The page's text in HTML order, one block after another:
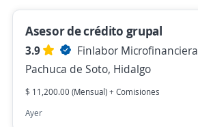
Asesor de crédito grupal
3.9
Finlabor Microfinanciera
Pachuca de Soto, Hidalgo
$ 11,200.00 (Mensual) + Comisiones
Ayer